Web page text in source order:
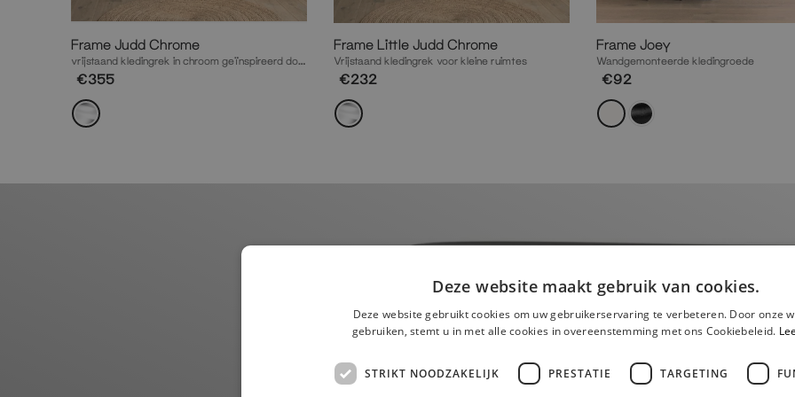
Frame Judd Chrome
vrijstaand kledingrek in chroom geïnspireerd door iconische kunst
€355
Frame Little Judd Chrome
Vrijstaand kledingrek voor kleine ruimtes
€232
Frame Joey
Wandgemonteerde kledingroede
€92
Deze website maakt gebruik van cookies.
Deze website gebruikt cookies om uw gebruikerservaring te verbeteren. Door onze
gebruiken, stemt u in met alle cookies in overeenstemming met ons Cookiebeleid.
STRIKT NOODZAKELIJK PRESTATIE TARGETING